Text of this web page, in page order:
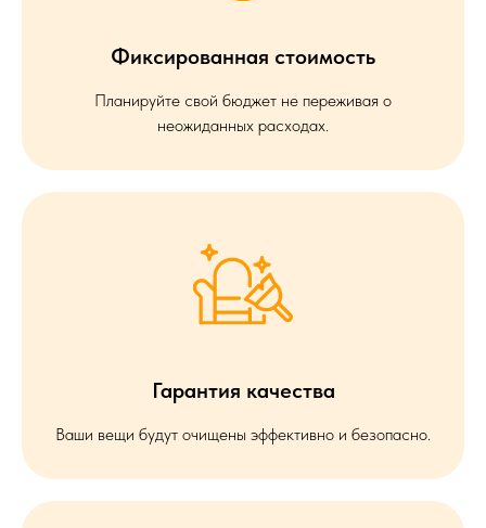
Фиксированная стоимость
Планируйте свой бюджет не переживая о
неожиданных расходах.
Гарантия качества
Ваши вещи будут очищены эффективно и безопасно.